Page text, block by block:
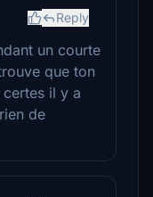
Reply
un courte
que ton
il y a
de